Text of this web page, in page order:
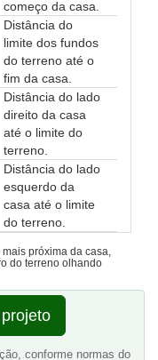
começo da casa.
Distância do
limite dos fundos
do terreno até o
fim da casa.
Distância do lado
direito da casa
até o limite do
terreno.
Distância do lado
esquerdo da
casa até o limite
do terreno.
próxima da casa,
do terreno olhando
conforme normas do